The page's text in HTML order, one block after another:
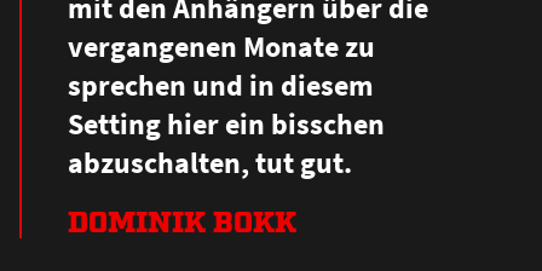
mit den Anhängern über die
vergangenen Monate zu
sprechen und in diesem
Setting hier ein bisschen
abzuschalten, tut gut.
DOMINIK BOKK